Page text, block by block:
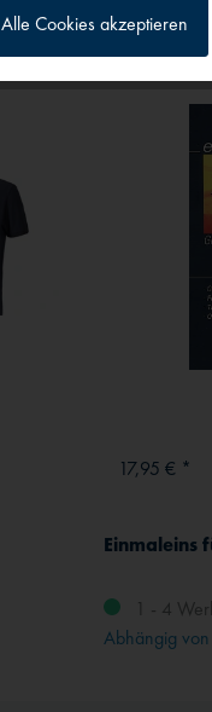
17,95 € *
Einmaleins
1 - 4
Abhängig
Alle Cookies akzeptieren